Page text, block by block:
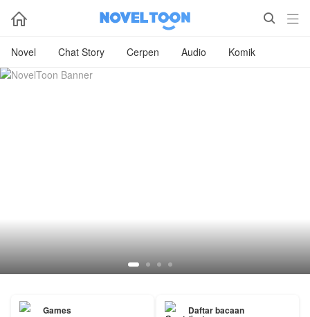
  
Novel Chat Story Cerpen Audio Komik
Games Daftar bacaan